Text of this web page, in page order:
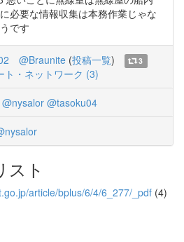
必要な情報収集は本務作業じゃな
です
@Braunite (投稿一覧)
3
ト・ネットワーク (3)
@nysalor @tasoku04
スト
article/bplus/6/4/6_277/_pdf (4)